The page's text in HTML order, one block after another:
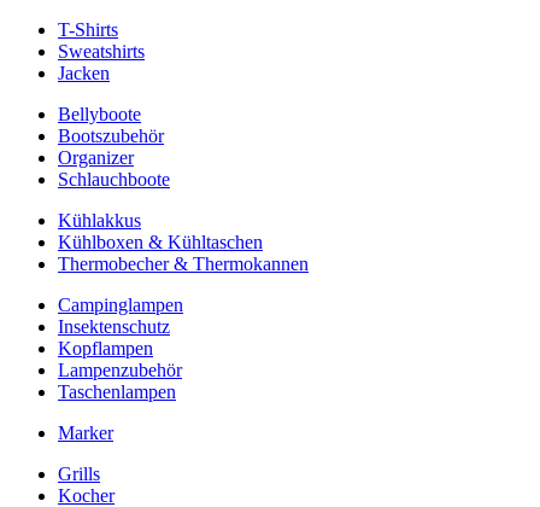
T-Shirts
Sweatshirts
Jacken
Bellyboote
Bootszubehör
Organizer
Schlauchboote
Kühlakkus
Kühlboxen & Kühltaschen
Thermobecher & Thermokannen
Campinglampen
Insektenschutz
Kopflampen
Lampenzubehör
Taschenlampen
Marker
Grills
Kocher